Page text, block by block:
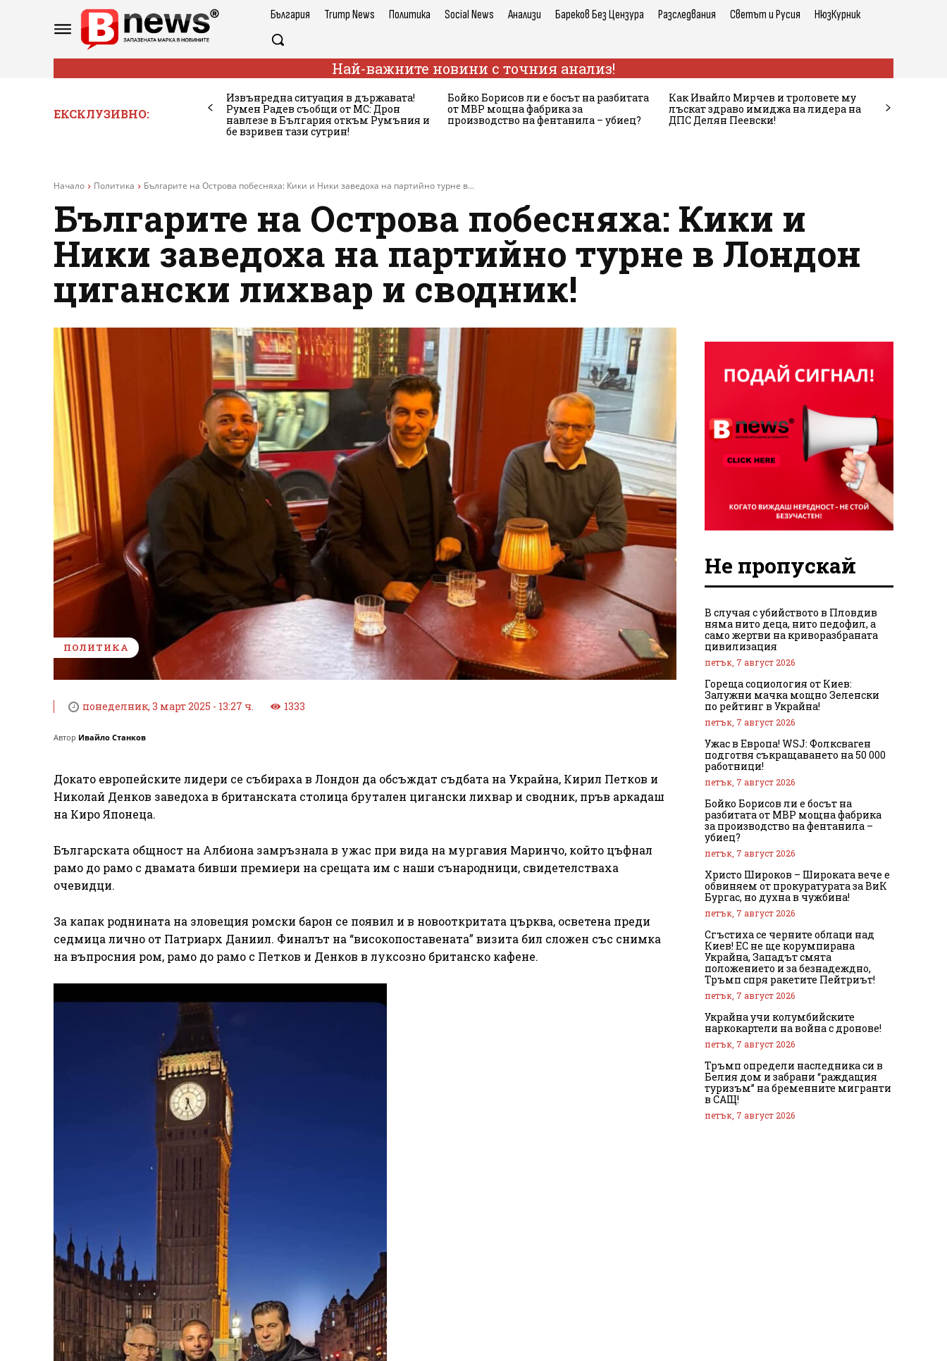
България Trump News Политика Social News Анализи Бареков Без Цензура Разследвания Светът и Русия НюзКурник
Най-важните новини с точния анализ!
ЕКСКЛУЗИВНО:
Извънредна ситуация в държавата!
Румен Радев съобщи от МС: Дрон
навлезе в България откъм Румъния и
бе взривен тази сутрин!
Бойко Борисов ли е босът на разбитата
от МВР мощна фабрика за
производство на фентанила – убиец?
Как Ивайло Мирчев и троловете му
лъскат здраво имиджа на лидера на
ДПС Делян Пеевски!
Начало Политика Българите на Острова побесняха: Кики и Ники заведоха на партийно турне в...
Българите на Острова побесняха: Кики и
Ники заведоха на партийно турне в Лондон
цигански лихвар и сводник!
ПОЛИТИКА
понеделник, 3 март 2025 - 13:27 ч. 1333
Автор Ивайло Станков
Докато европейските лидери се събираха в Лондон да обсъждат съдбата на Украйна, Кирил Петков и
Николай Денков заведоха в британската столица брутален цигански лихвар и сводник, пръв аркадаш
на Киро Японеца.
Българската общност на Албиона замръзнала в ужас при вида на мургавия Маринчо, който цъфнал
рамо до рамо с двамата бивши премиери на срещата им с наши сънародници, свидетелстваха
очевидци.
За капак роднината на зловещия ромски барон се появил и в новооткритата църква, осветена преди
седмица лично от Патриарх Даниил. Финалът на “високопоставената” визита бил сложен със снимка
на въпросния ром, рамо до рамо с Петков и Денков в луксозно британско кафене.
Не пропускай
В случая с убийството в Пловдив
няма нито деца, нито педофил, а
само жертви на криворазбраната
цивилизация
петък, 7 август 2026
Гореща социология от Киев:
Залужни мачка мощно Зеленски
по рейтинг в Украйна!
петък, 7 август 2026
Ужас в Европа! WSJ: Фолксваген
подготвя съкращаването на 50 000
работници!
петък, 7 август 2026
Бойко Борисов ли е босът на
разбитата от МВР мощна фабрика
за производство на фентанила –
убиец?
петък, 7 август 2026
Христо Широков – Широката вече е
обвиняем от прокуратурата за ВиК
Бургас, но духна в чужбина!
петък, 7 август 2026
Сгъстиха се черните облаци над
Киев! ЕС не ще корумпирана
Украйна, Западът смята
положението и за безнадеждно,
Тръмп спря ракетите Пейтриът!
петък, 7 август 2026
Украйна учи колумбийските
наркокартели на война с дронове!
петък, 7 август 2026
Тръмп определи наследника си в
Белия дом и забрани “раждащия
туризъм” на бременните мигранти
в САЩ!
петък, 7 август 2026